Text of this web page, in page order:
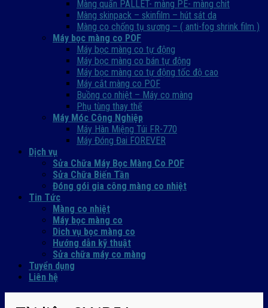
Màng quấn PALLET- màng PE- màng chit
Màng skinpack – skinfilm – hút sát da
Màng co chống tụ sương – ( anti-fog shrink film )
Máy bọc màng co POF
Máy bọc màng co tự động
Máy bọc màng co bán tự động
Máy bọc màng co tự động tốc độ cao
Máy cắt màng co POF
Buồng co nhiệt – Máy co màng
Phụ tùng thay thế
Máy Móc Công Nghiệp
Máy Hàn Miệng Túi FR-770
Máy Đóng Đai FOREVER
Dịch vụ
Sửa Chữa Máy Bọc Màng Co POF
Sửa Chữa Biến Tần
Đóng gói gia công màng co nhiệt
Tin Tức
Màng co nhiệt
Máy bọc màng co
Dich vụ bọc màng co
Hướng dẫn kỹ thuật
Sửa chữa máy co màng
Tuyển dụng
Liên hệ